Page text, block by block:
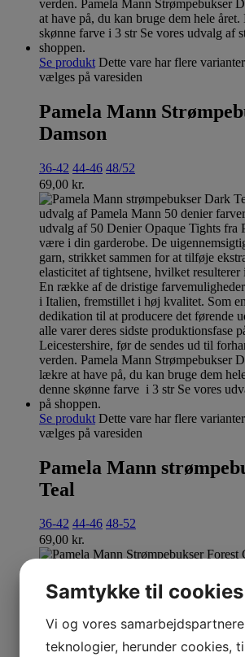
Se produkt Dette vare har flere
vælges på varesiden
Pamela Mann
Damson
36-42 44-46 48/52
69,00 kr.
Se produkt Dette vare har flere
vælges på varesiden
Pamela Mann
Teal
36-42 44-46 48-52
69,00 kr.
Samtykke til cookies
Vi og vores
teknologier, herunder cookies,